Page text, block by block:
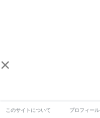
×
このサイトについて プロフィール